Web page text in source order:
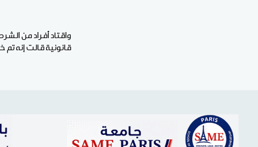
واقتاد أفراد من
قانونية قالت إنه